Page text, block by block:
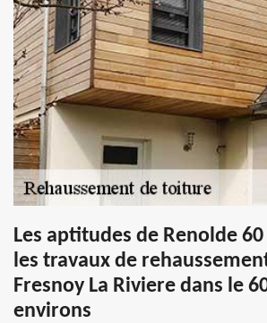
Les aptitudes de Renolde
les travaux de
Fresnoy La Riviere dans le
environs